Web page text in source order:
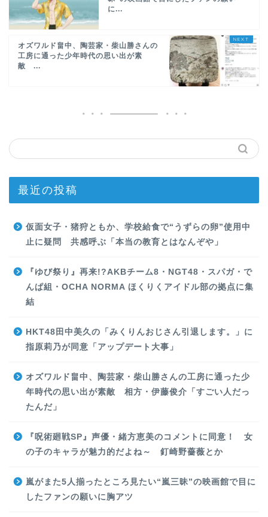
に...
オズワルド畠中、陶芸家・柴山勝さんの
工房に通った少年時代の思い出が素
敵 ...
最近の投稿
仮面女子・猪狩ともか、学校給食で“うずらの卵”使用中
止に疑問 共感呼ぶ「本当の教育とはなんぞや」
『ゆび祭り』再来!?AKBチーム8・NGT48・スパガ・で
んぱ組・OCHA NORMA ほくりくアイドル部の拠点に集
結
HKT48田中美久の「みくりんおじさん引退します。」に
指原莉乃が同意「アップデート大事」
オズワルド畠中、陶芸家・柴山勝さんの工房に通った少
年時代の思い出が素敵 相方・伊藤俊介「すごい人だっ
たんだ」
『呪術廻戦SP』声優・緒方恵美のコメントに同意！ 女
の子のキャラが魅力的だよね～ 釘崎野薔薇とか
嵐がまた5人揃ったところ見たい“嵐三昧”の映画館で目に
したファンの願いに胸アツ